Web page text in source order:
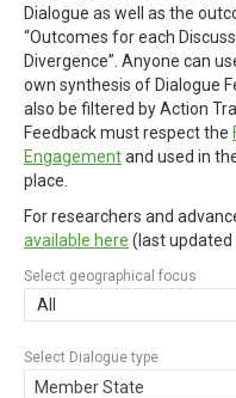
Dialogue as well as the
“Outcomes for each
Divergence”. Anyone can
own synthesis of Dialogue
also be filtered by Action
Feedback must respect the
Engagementand used in
place.
For researchers and
available here (last updated
Select geographical focus
All
Select Dialogue type
Member State